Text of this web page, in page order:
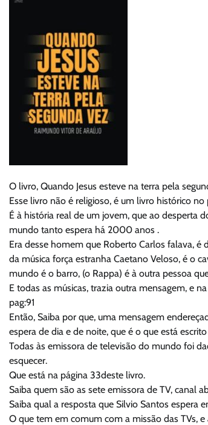
O livro, Quando Jesus esteve na terra pela
Esse livro não é religioso, é um livro histórico no
É à história real de um jovem, que ao desperta
mundo tanto espera há 2000 anos .
Era desse homem que Roberto Carlos falava, é
da música força estranha Caetano Veloso, é o
mundo é o barro, (o Rappa) é à outra pessoa
E todas as músicas, trazia outra mensagem, e
pag:91
Então, Saiba por que, uma mensagem
espera de dia e de noite, que é o que está
Todas às emissora de televisão do mundo foi
esquecer.
Que está na página 33deste livro.
Saiba quem são as sete emissora de TV, canal
Saiba qual a resposta que Silvio Santos espera
O que tem em comum com a missão das TVs, e